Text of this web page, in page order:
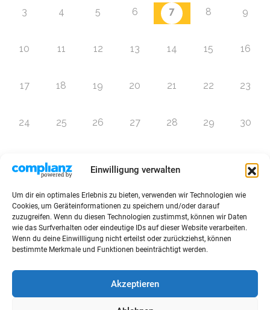
Einwilligung verwalten
Um dir ein optimales Erlebnis zu bieten, verwenden wir Technologien wie
Cookies, um Geräteinformationen zu speichern und/oder darauf
zuzugreifen. Wenn du diesen Technologien zustimmst, können wir Daten
wie das Surfverhalten oder eindeutige IDs auf dieser Website verarbeiten.
Wenn du deine Einwillligung nicht erteilst oder zurückziehst, können
bestimmte Merkmale und Funktionen beeinträchtigt werden.
Akzeptieren
3 4 5 6 7 8 9
10 11 12 13 14 15 16
17 18 19 20 21 22 23
24 25 26 27 28 29 30
Zur Eventübersicht